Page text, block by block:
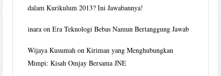
dalam Kurikulum 2013? Ini Jawabannya!
inara onEra Teknologi Bebas Namun Bertanggung Jawab
Wijaya Kusumah onKiriman yang Menghubungkan
Mimpi: Kisah Omjay Bersama JNE